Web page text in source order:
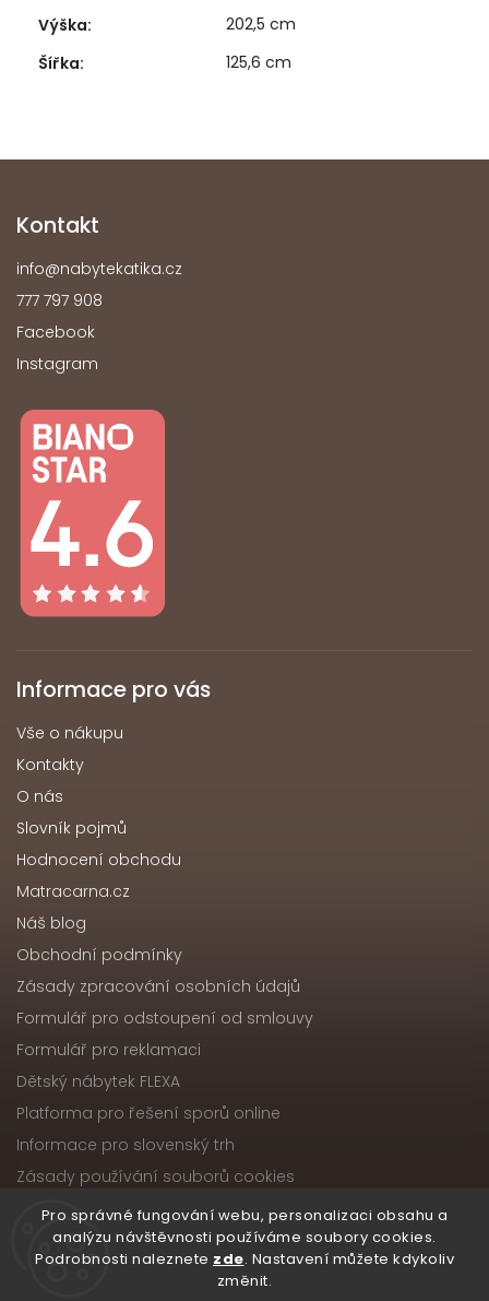
Pro správné fungování webu, personalizaci obsahu a
analýzu návštěvnosti používáme soubory cookies.
Podrobnosti naleznete zde. Nastavení můžete kdykoliv
změnit.
Výška:
202,5 cm
Šířka: 125,6 cm
Kontakt
info@nabytekatika.cz
777 797 908
Facebook
Instagram
Informace pro vás
Vše o nákupu
Kontakty
O nás
Slovník pojmů
Hodnocení obchodu
Matracarna.cz
Náš blog
Obchodní podmínky
Zásady zpracování osobních údajů
Formulář pro odstoupení od smlouvy
Formulář pro reklamaci
Dětský nábytek FLEXA
Platforma pro řešení sporů online
Informace pro slovenský trh
Zásady používání souborů cookies
Copyright 2026Nábytek ATIKA, s.r.o.. Všechna práva
vyhrazena.